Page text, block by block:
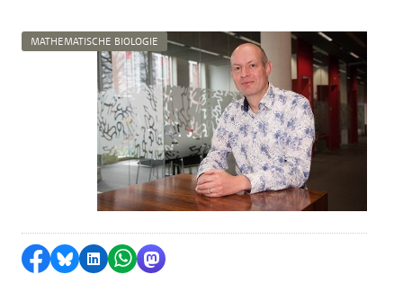
MATHEMATISCHE BIOLOGIE
Delen op Facebook
Delen via Bluesky
Delen op LinkedIn
Delen via WhatsApp
Delen via Mastodon